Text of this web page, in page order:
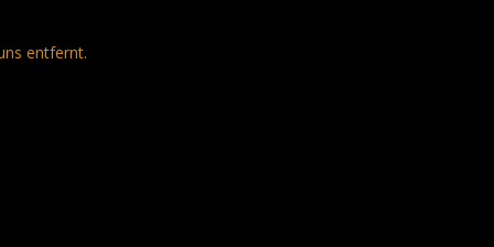
entfernt.